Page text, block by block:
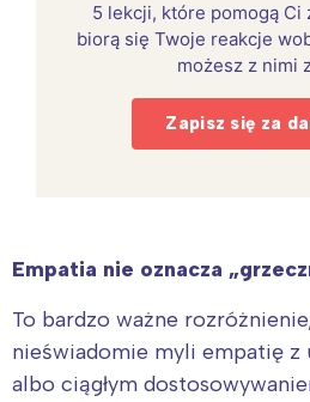
5 lekcji, które pomogą Ci
biorą się Twoje reakcje
możesz z nimi
Zapisz się za
Empatia nie oznacza
To bardzo ważne
nieświadomie myli empatię z
albo ciągłym